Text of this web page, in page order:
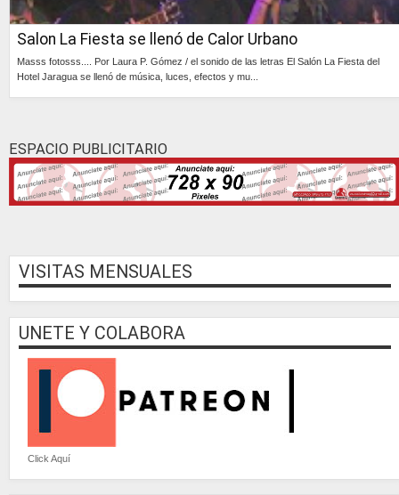
Salon La Fiesta se llenó de Calor Urbano
Masss fotosss.... Por Laura P. Gómez / el sonido de las letras El Salón La Fiesta del
Hotel Jaragua se llenó de música, luces, efectos y mu...
ESPACIO PUBLICITARIO
VISITAS MENSUALES
UNETE Y COLABORA
Click Aquí